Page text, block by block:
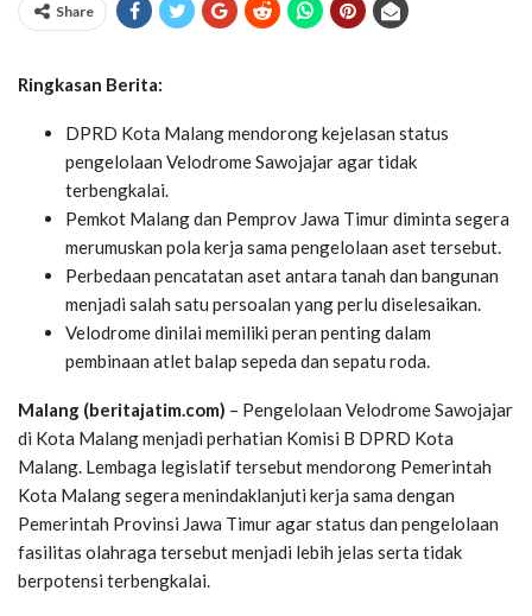
Share
Ringkasan Berita:
DPRD Kota Malang mendorong kejelasan status
pengelolaan Velodrome Sawojajar agar tidak
terbengkalai.
Pemkot Malang dan Pemprov Jawa Timur diminta segera
merumuskan pola kerja sama pengelolaan aset tersebut.
Perbedaan pencatatan aset antara tanah dan bangunan
menjadi salah satu persoalan yang perlu diselesaikan.
Velodrome dinilai memiliki peran penting dalam
pembinaan atlet balap sepeda dan sepatu roda.
Malang (beritajatim.com) – Pengelolaan Velodrome Sawojajar
di Kota Malang menjadi perhatian Komisi B DPRD Kota
Malang. Lembaga legislatif tersebut mendorong Pemerintah
Kota Malang segera menindaklanjuti kerja sama dengan
Pemerintah Provinsi Jawa Timur agar status dan pengelolaan
fasilitas olahraga tersebut menjadi lebih jelas serta tidak
berpotensi terbengkalai.